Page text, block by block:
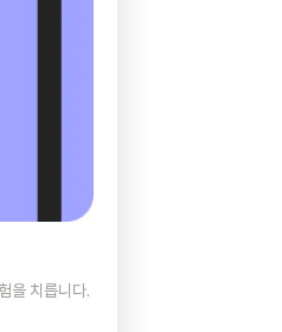
을 치릅니다.